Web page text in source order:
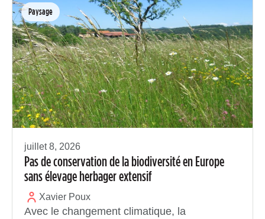
Paysage
juillet 8, 2026
Pas de conservation de la biodiversité en Europe
sans élevage herbager extensif
Xavier Poux
Avec le changement climatique, la